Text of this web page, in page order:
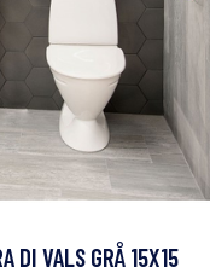
DI VALS GRÅ 15X15